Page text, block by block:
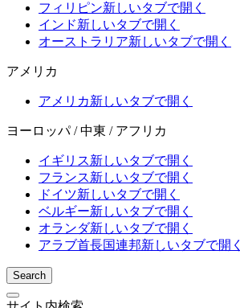
フィリピン新しいタブで開く
インド新しいタブで開く
オーストラリア新しいタブで開く
アメリカ
アメリカ新しいタブで開く
ヨーロッパ / 中東 / アフリカ
イギリス新しいタブで開く
フランス新しいタブで開く
ドイツ新しいタブで開く
ベルギー新しいタブで開く
オランダ新しいタブで開く
アラブ首長国連邦新しいタブで開く
Search